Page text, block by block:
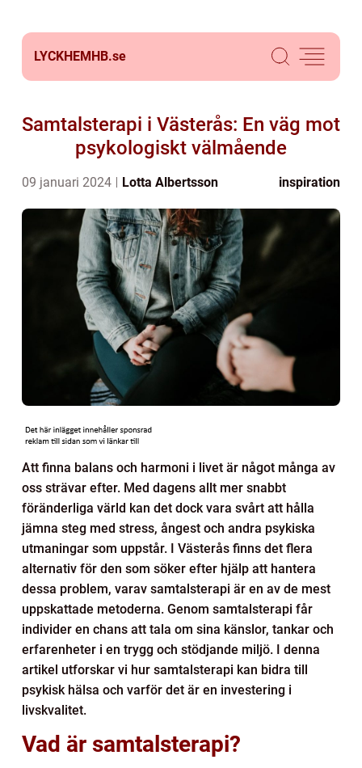
LYCKHEMHB.se
Samtalsterapi i Västerås: En väg mot
psykologiskt välmående
09 januari 2024 Lotta Albertsson inspiration
Att finna balans och harmoni i livet är något många av
oss strävar efter. Med dagens allt mer snabbt
föränderliga värld kan det dock vara svårt att hålla
jämna steg med stress, ångest och andra psykiska
utmaningar som uppstår. I Västerås finns det flera
alternativ för den som söker efter hjälp att hantera
dessa problem, varav samtalsterapi är en av de mest
uppskattade metoderna. Genom samtalsterapi får
individer en chans att tala om sina känslor, tankar och
erfarenheter i en trygg och stödjande miljö. I denna
artikel utforskar vi hur samtalsterapi kan bidra till
psykisk hälsa och varför det är en investering i
livskvalitet.
Vad är samtalsterapi?